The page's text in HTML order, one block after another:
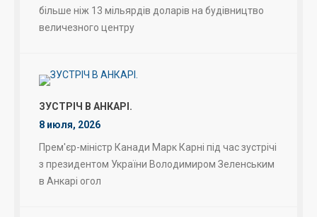
більше ніж 13 мільярдів доларів на будівництво
величезного центру
ЗУСТРІЧ В АНКАРІ.
8 июля, 2026
Прем'єр-міністр Канади Марк Карні під час зустрічі
з президентом України Володимиром Зеленським
в Анкарі огол